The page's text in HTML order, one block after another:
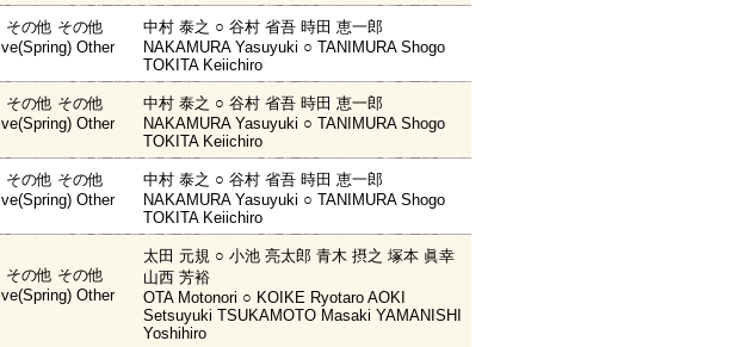
その他 その他
Other
中村 泰之 ○ 谷村 省吾 時田 恵一郎
NAKAMURA Yasuyuki ○ TANIMURA Shogo
TOKITA Keiichiro
その他 その他
Other
中村 泰之 ○ 谷村 省吾 時田 恵一郎
NAKAMURA Yasuyuki ○ TANIMURA Shogo
TOKITA Keiichiro
その他 その他
Other
中村 泰之 ○ 谷村 省吾 時田 恵一郎
NAKAMURA Yasuyuki ○ TANIMURA Shogo
TOKITA Keiichiro
その他 その他
Other
太田 元規 ○ 小池 亮太郎 青木 摂之 塚本 眞幸
山西 芳裕
OTA Motonori ○ KOIKE Ryotaro AOKI
Setsuyuki TSUKAMOTO Masaki YAMANISHI
Yoshihiro